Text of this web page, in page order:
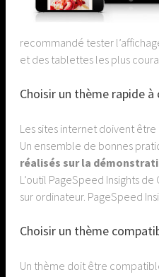
recommandé tester
et des tablettes les plus
Choisir un thème rapide à
Les sites internet doivent
Un ensemble de bonnes
réalisés sur la
L’outil PageSpeed Insights
sur ordinateur. PageSpeed
Choisir un thème
Un thème doit être